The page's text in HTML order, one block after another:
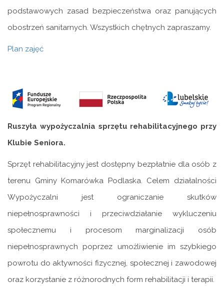
podstawowych zasad bezpieczeństwa oraz panujących
obostrzeń sanitarnych. Wszystkich chętnych zapraszamy.
Plan zajęć
Ruszyła wypożyczalnia sprzętu rehabilitacyjnego przy
Klubie Seniora.
Sprzęt rehabilitacyjny jest dostępny bezpłatnie dla osób z
terenu Gminy Komarówka Podlaska. Celem działalności
Wypożyczalni jest ograniczanie skutków
niepełnosprawności i przeciwdziałanie wykluczeniu
społecznemu i procesom marginalizacji osób
niepełnosprawnych poprzez umożliwienie im szybkiego
powrotu do aktywności fizycznej, społecznej i zawodowej
oraz korzystanie z różnorodnych form rehabilitacji i terapii.